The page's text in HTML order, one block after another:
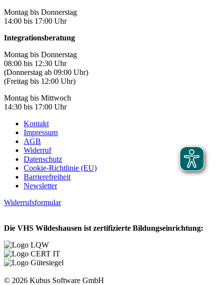
Montag bis Donnerstag
14:00 bis 17:00 Uhr
Integrationsberatung
Montag bis Donnerstag
08:00 bis 12:30 Uhr
(Donnerstag ab 09:00 Uhr)
(Freitag bis 12:00 Uhr)
Montag bis Mittwoch
14:30 bis 17:00 Uhr
Kontakt
Impressum
AGB
Widerruf
Datenschutz
Cookie-Richtlinie (EU)
Barrierefreiheit
Newsletter
Widerrufsformular
Die VHS Wildeshausen ist zertifizierte Bildungseinrichtung:
© 2026 Kubus Software GmbH